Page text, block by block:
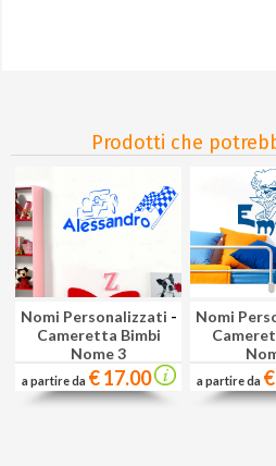
Prodotti che
Nomi Personalizzati -
Cameretta Bimbi
Nome 3
a partire da € 17.00
Nomi
a partire da